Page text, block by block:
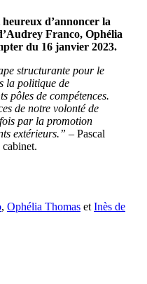
d’annoncer la
Franco, Ophélia
du 16 janvier 2023.
structurante pour le
la politique de
pôles de compétences.
de notre volonté de
par la promotion
extérieurs.” – Pascal
, Ophélia Thomas et Inès de